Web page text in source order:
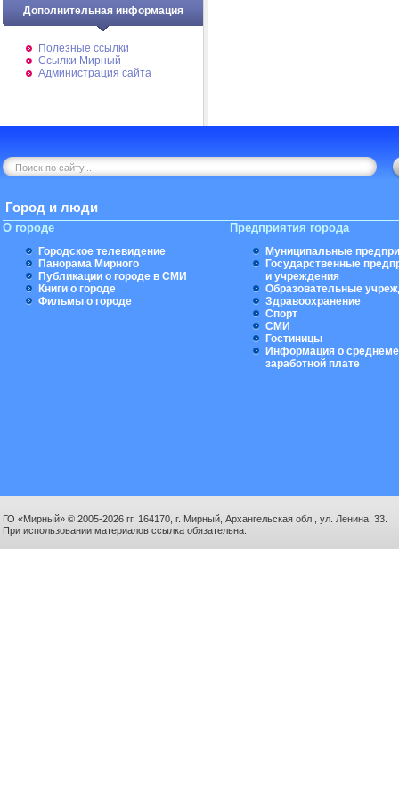
Дополнительная информация
Полезные ссылки
Ссылки Мирный
Администрация сайта
Город и люди
О городе
Городское телевидение
Панорама Мирного
Публикации о городе в СМИ
Книги о городе
Фильмы о городе
Предприятия города
Муниципальные
Государственные
и учреждения
Образовательные
Здравоохранение
Спорт
СМИ
Гостиницы
Информация о
заработной плате
ГО «Мирный» © 2005-2026 гг. 164170, г. Мирный, Архангельская обл., ул. Ленина, 33.
При использовании материалов ссылка обязательна.